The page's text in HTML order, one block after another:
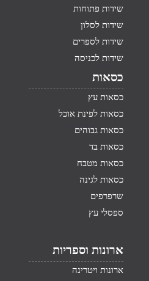
שידות פתוחות
שידות לסלון
שידות לספרים
שידות לכניסה
כסאות
כסאות עץ
כסאות לפינת אוכל
כסאות גבוהים
כסאות בד
כסאות מטבח
כסאות לגינה
שרפרפים
ספסלי עץ
ארונות וספריות
ארונות ויטרינה